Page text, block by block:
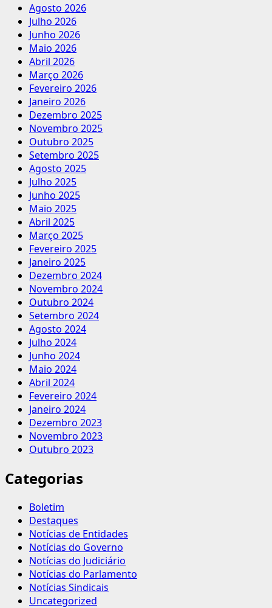
Agosto 2026
Julho 2026
Junho 2026
Maio 2026
Abril 2026
Março 2026
Fevereiro 2026
Janeiro 2026
Dezembro 2025
Novembro 2025
Outubro 2025
Setembro 2025
Agosto 2025
Julho 2025
Junho 2025
Maio 2025
Abril 2025
Março 2025
Fevereiro 2025
Janeiro 2025
Dezembro 2024
Novembro 2024
Outubro 2024
Setembro 2024
Agosto 2024
Julho 2024
Junho 2024
Maio 2024
Abril 2024
Fevereiro 2024
Janeiro 2024
Dezembro 2023
Novembro 2023
Outubro 2023
Categorias
Boletim
Destaques
Notícias de Entidades
Notícias do Governo
Notícias do Judiciário
Notícias do Parlamento
Notícias Sindicais
Uncategorized